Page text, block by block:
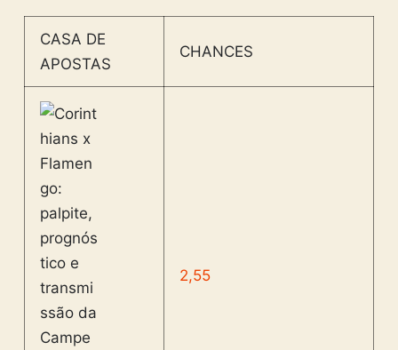
CASA DE
APOSTAS
CHANCES
2,55